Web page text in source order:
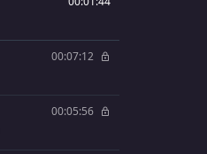
00:07:12
00:05:56